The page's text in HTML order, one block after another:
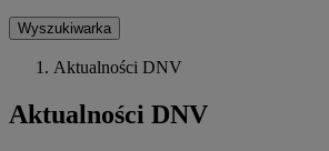
Wyszukiwarka
Aktualności DNV
Aktualności DNV